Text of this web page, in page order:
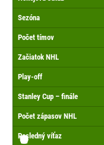
🏆
🏒
Sezóna
✅
Počet tímov
📢
Začiatok NHL
🗓️
Play-off
🏁
Stanley Cup – finále
⭕
Počet zápasov NHL
🏆
Posledný víťaz
📺
〽️
🥅